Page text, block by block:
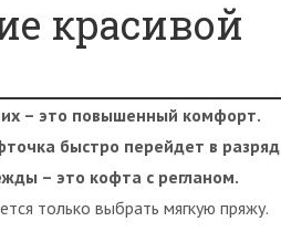
красивой
– это повышенный комфорт.
быстро перейдет в разряд
– это кофта с регланом.
только выбрать мягкую пряжу.